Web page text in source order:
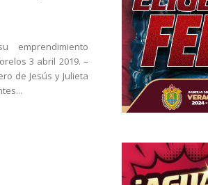
emprendimiento
3 abril 2019. –
de Jesús y Julieta